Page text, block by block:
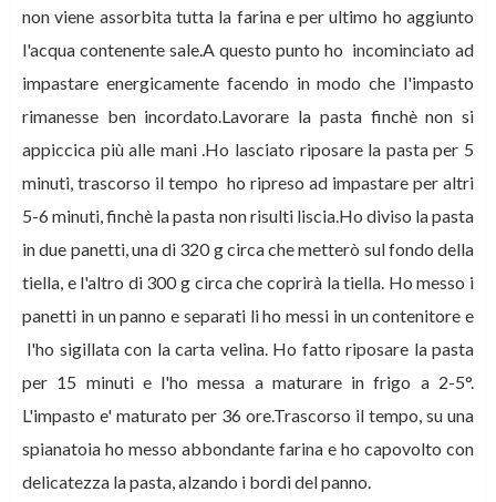
non viene assorbita tutta la farina e per ultimo ho aggiunto
l'acqua contenente sale.A questo punto ho incominciato ad
impastare energicamente facendo in modo che l'impasto
rimanesse ben incordato.Lavorare la pasta finchè non si
appiccica più alle mani .Ho lasciato riposare la pasta per 5
minuti, trascorso il tempo ho ripreso ad impastare per altri
5-6 minuti, finchè la pasta non risulti liscia.Ho diviso la pasta
in due panetti, una di 320 g circa che metterò sul fondo della
tiella, e l'altro di 300 g circa che coprirà la tiella. Ho messo i
panetti in un panno e separati li ho messi in un contenitore e
l'ho sigillata con la carta velina. Ho fatto riposare la pasta
per 15 minuti e l'ho messa a maturare in frigo a 2-5°.
L'impasto e' maturato per 36 ore.Trascorso il tempo, su una
spianatoia ho messo abbondante farina e ho capovolto con
delicatezza la pasta, alzando i bordi del panno.